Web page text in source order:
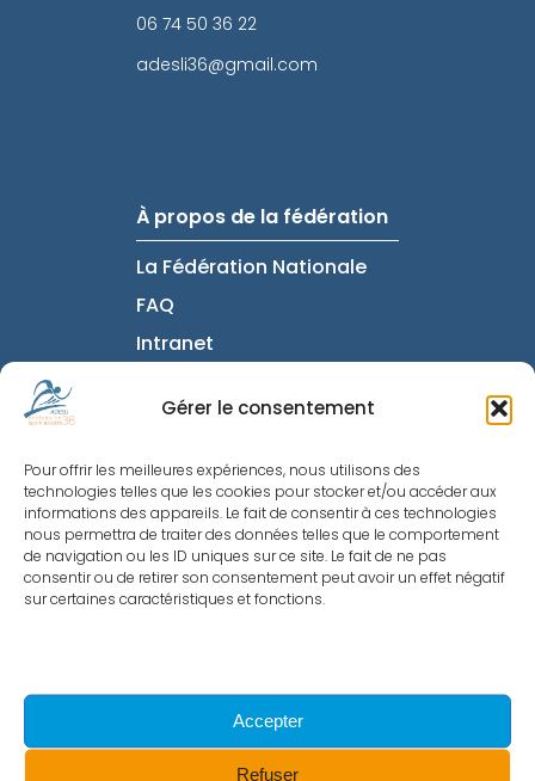
Gérer le consentement
Pour offrir les meilleures expériences, nous utilisons des
technologies telles que les cookies pour stocker et/ou accéder aux
informations des appareils. Le fait de consentir à ces technologies
nous permettra de traiter des données telles que le comportement
de navigation ou les ID uniques sur ce site. Le fait de ne pas
consentir ou de retirer son consentement peut avoir un effet négatif
sur certaines caractéristiques et fonctions.
Accepter
Refuser
06 74 50 36 22
adesli36@gmail.com
À propos de la fédération
La Fédération Nationale
FAQ
Intranet
Informations utiles
Politique de
Confidentialité
Nous contacter
Politique de cookies
facebooklinkedin